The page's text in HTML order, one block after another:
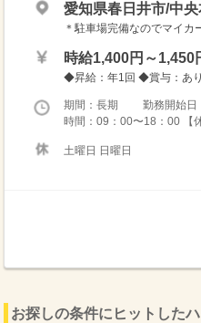
愛知県春日井市/中央
＊駐車場完備なのでマイカ
時給1,400円～1,450
◆昇給：年1回 ◆賞与：あ
期間：長期 勤務開始日
時間：09：00〜18：00 【
土曜日 日曜日
お探しの条件にヒットした